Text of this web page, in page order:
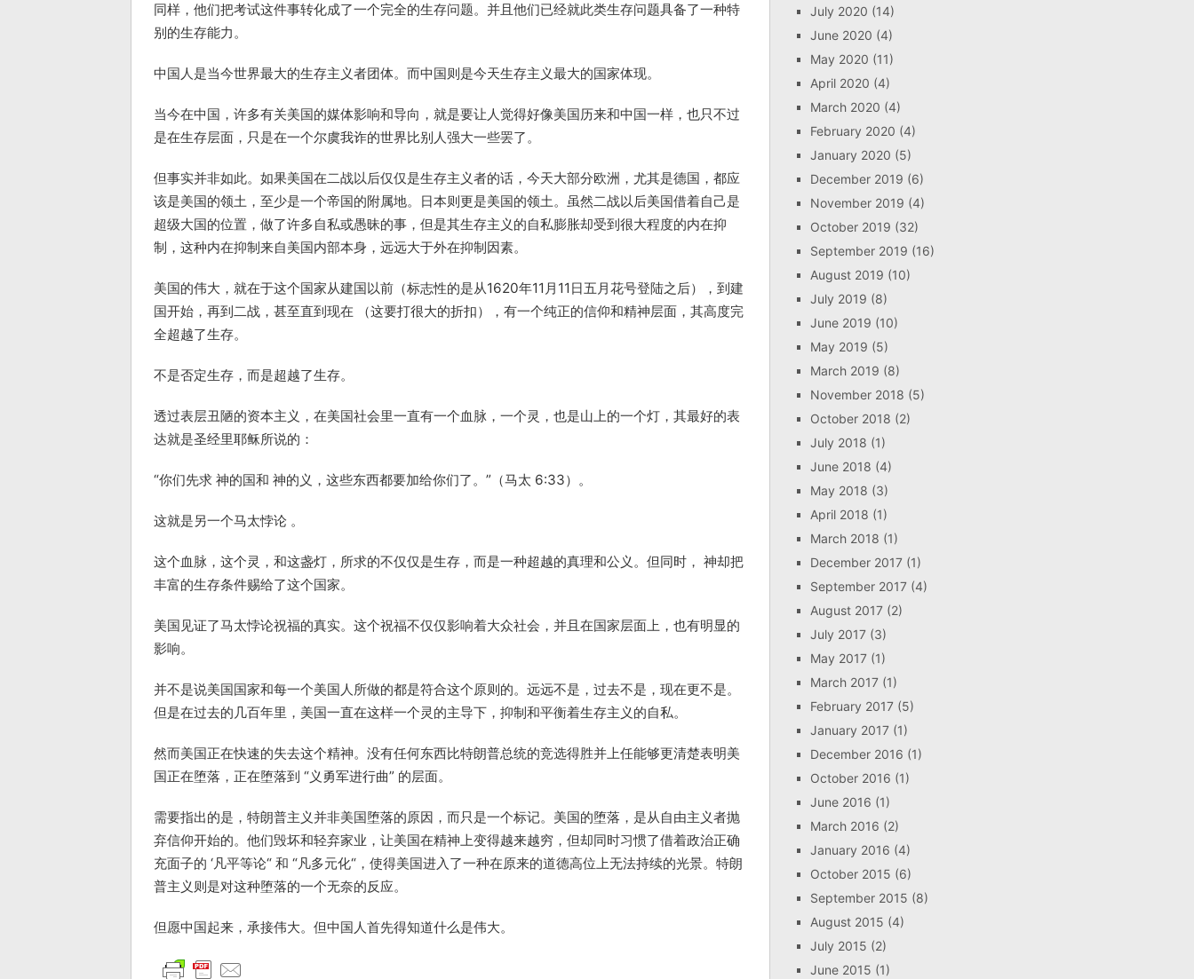
同样，他们把考试这件事转化成了一个完全的生存问题。并且他们已经就此类生存问题具备了一种特
别的生存能力。
中国人是当今世界最大的生存主义者团体。而中国则是今天生存主义最大的国家体现。
当今在中国，许多有关美国的媒体影响和导向，就是要让人觉得好像美国历来和中国一样，也只不过
是在生存层面，只是在一个尔虞我诈的世界比别人强大一些罢了。
但事实并非如此。如果美国在二战以后仅仅是生存主义者的话，今天大部分欧洲，尤其是德国，都应
该是美国的领土，至少是一个帝国的附属地。日本则更是美国的领土。虽然二战以后美国借着自己是
超级大国的位置，做了许多自私或愚昧的事，但是其生存主义的自私膨胀却受到很大程度的内在抑
制，这种内在抑制来自美国内部本身，远远大于外在抑制因素。
美国的伟大，就在于这个国家从建国以前（标志性的是从1620年11月11日五月花号登陆之后），到建
国开始，再到二战，甚至直到现在 （这要打很大的折扣），有一个纯正的信仰和精神层面，其高度完
全超越了生存。
不是否定生存，而是超越了生存。
透过表层丑陋的资本主义，在美国社会里一直有一个血脉，一个灵，也是山上的一个灯，其最好的表
达就是圣经里耶稣所说的：
“你们先求 神的国和 神的义，这些东西都要加给你们了。”（马太 6:33）。
这就是另一个马太悖论 。
这个血脉，这个灵，和这盏灯，所求的不仅仅是生存，而是一种超越的真理和公义。但同时， 神却把
丰富的生存条件赐给了这个国家。
美国见证了马太悖论祝福的真实。这个祝福不仅仅影响着大众社会，并且在国家层面上，也有明显的
影响。
并不是说美国国家和每一个美国人所做的都是符合这个原则的。远远不是，过去不是，现在更不是。
但是在过去的几百年里，美国一直在这样一个灵的主导下，抑制和平衡着生存主义的自私。
然而美国正在快速的失去这个精神。没有任何东西比特朗普总统的竞选得胜并上任能够更清楚表明美
国正在堕落，正在堕落到 “义勇军进行曲” 的层面。
需要指出的是，特朗普主义并非美国堕落的原因，而只是一个标记。美国的堕落，是从自由主义者抛
弃信仰开始的。他们毁坏和轻弃家业，让美国在精神上变得越来越穷，但却同时习惯了借着政治正确
充面子的 ‘凡平等论“ 和 “凡多元化“，使得美国进入了一种在原来的道德高位上无法持续的光景。特朗
普主义则是对这种堕落的一个无奈的反应。
但愿中国起来，承接伟大。但中国人首先得知道什么是伟大。
July 2020 (14)
June 2020 (4)
May 2020 (11)
April 2020 (4)
March 2020 (4)
February 2020 (4)
January 2020 (5)
December 2019 (6)
November 2019 (4)
October 2019 (32)
September 2019 (16)
August 2019 (10)
July 2019 (8)
June 2019 (10)
May 2019 (5)
March 2019 (8)
November 2018 (5)
October 2018 (2)
July 2018 (1)
June 2018 (4)
May 2018 (3)
April 2018 (1)
March 2018 (1)
December 2017 (1)
September 2017 (4)
August 2017 (2)
July 2017 (3)
May 2017 (1)
March 2017 (1)
February 2017 (5)
January 2017 (1)
December 2016 (1)
October 2016 (1)
June 2016 (1)
March 2016 (2)
January 2016 (4)
October 2015 (6)
September 2015 (8)
August 2015 (4)
July 2015 (2)
June 2015 (1)